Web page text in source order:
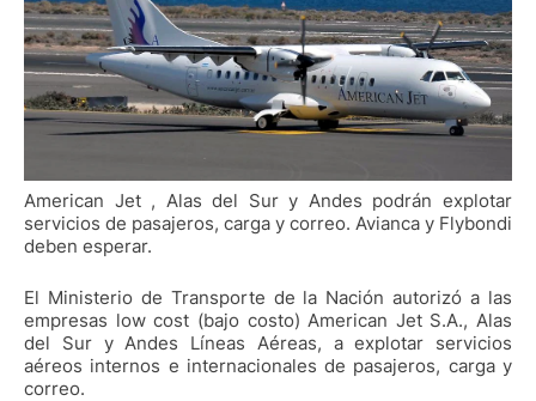
American Jet , Alas del Sur y Andes podrán explotar
servicios de pasajeros, carga y correo. Avianca y Flybondi
deben esperar.
El Ministerio de Transporte de la Nación autorizó a las
empresas low cost (bajo costo) American Jet S.A., Alas
del Sur y Andes Líneas Aéreas, a explotar servicios
aéreos internos e internacionales de pasajeros, carga y
correo.